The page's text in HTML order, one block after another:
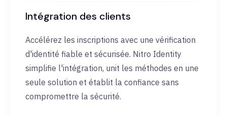
Intégration des clients
Accélérez les inscriptions avec une vérification
d'identité fiable et sécurisée. Nitro Identity
simplifie l'intégration, unit les méthodes en une
seule solution et établit la confiance sans
compromettre la sécurité.